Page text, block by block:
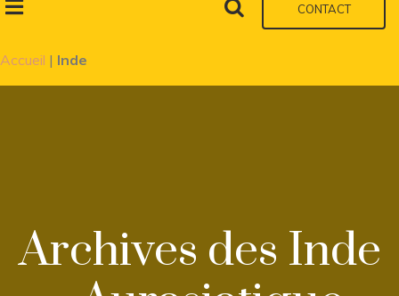
CONTACT
Accueil | Inde
Archives des Inde